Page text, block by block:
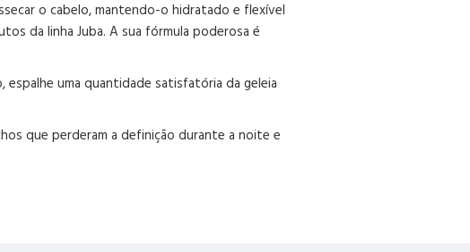
o cabelo, mantendo-o hidratado e flexível
da linha Juba. A sua fórmula poderosa é
espalhe uma quantidade satisfatória da geleia
que perderam a definição durante a noite e